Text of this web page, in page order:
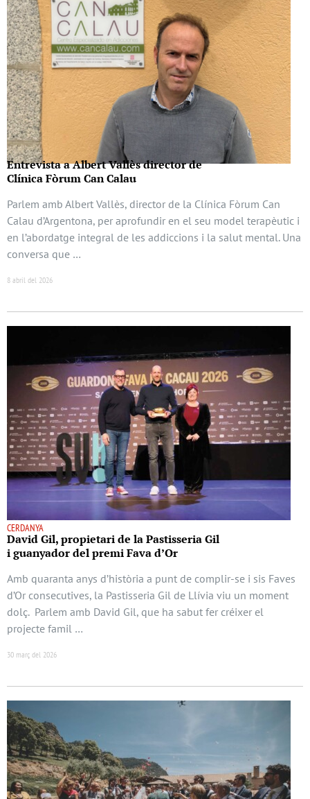
Entrevista a Albert Vallès director de
Clínica Fòrum Can Calau
Parlem amb Albert Vallès, director de la Clínica Fòrum Can
Calau d’Argentona, per aprofundir en el seu model terapèutic i
en l’abordatge integral de les addiccions i la salut mental. Una
conversa que …
8 abril del 2026
CERDANYA
David Gil, propietari de la Pastisseria Gil
i guanyador del premi Fava d’Or
Amb quaranta anys d’història a punt de complir-se i sis Faves
d’Or consecutives, la Pastisseria Gil de Llívia viu un moment
dolç. Parlem amb David Gil, que ha sabut fer créixer el
projecte famil …
30 març del 2026